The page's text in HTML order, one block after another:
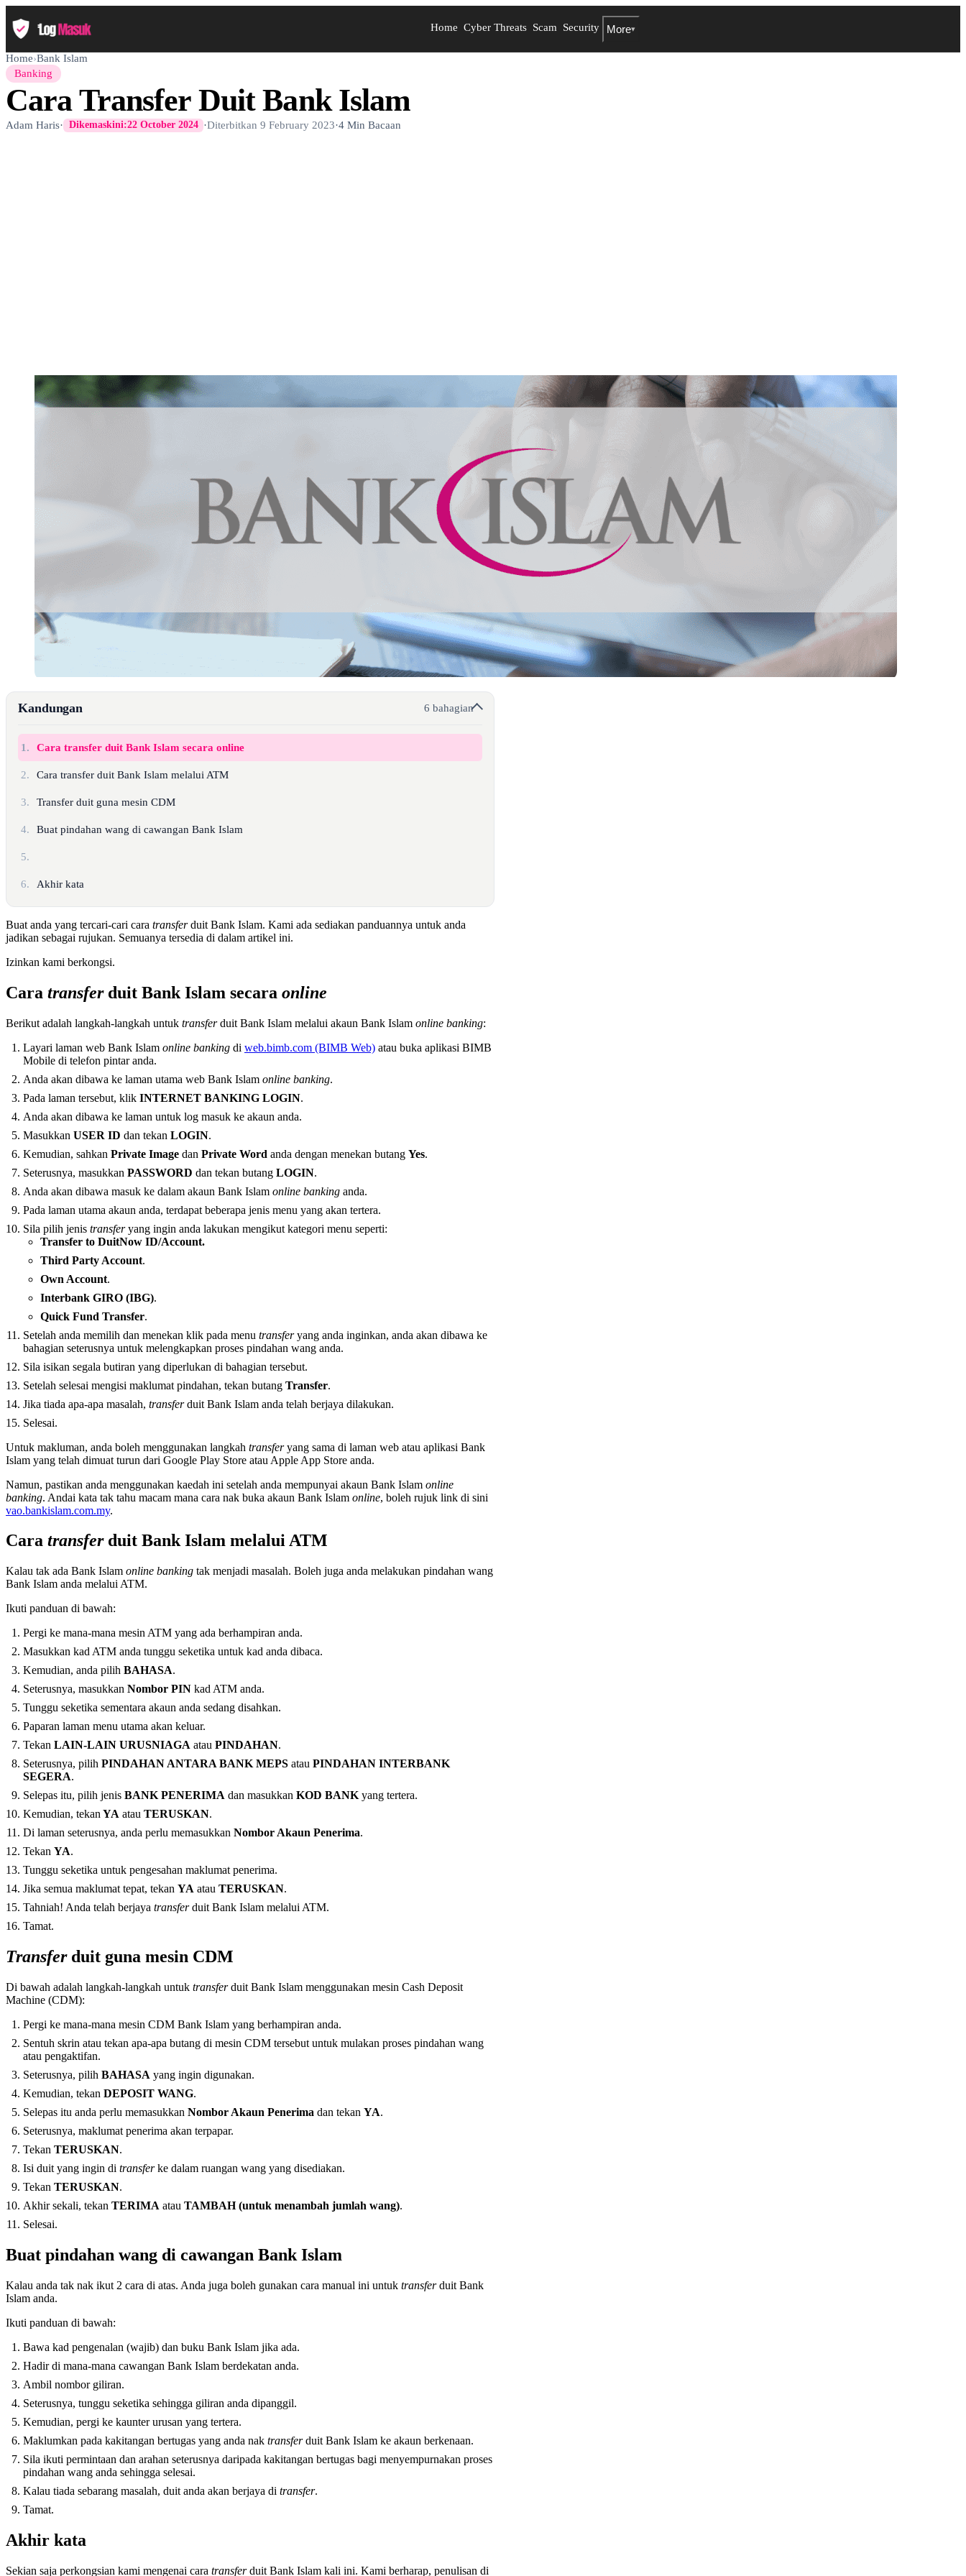
Home Cyber Threats Scam Security More▾
Home›Bank Islam
Banking
Cara Transfer Duit Bank Islam
Adam Haris· Dikemaskini:22 October 2024 ·Diterbitkan9 February 2023·4 Min Bacaan
Kandungan 6 bahagian
1. Cara transfer duit Bank Islam secara online
2. Cara transfer duit Bank Islam melalui ATM
3. Transfer duit guna mesin CDM
4. Buat pindahan wang di cawangan Bank Islam
5.
6. Akhir kata
Buat anda yang tercari-cari cara transferduit Bank Islam. Kami ada sediakan panduannya untuk anda
jadikan sebagai rujukan. Semuanya tersedia di dalam artikel ini.
Izinkan kami berkongsi.
Cara transferduit Bank Islam secara online
Berikut adalah langkah-langkah untuk transferduit Bank Islam melalui akaun Bank Islam online banking:
Layari laman web Bank Islam online banking di web.bimb.com (BIMB Web) atau buka aplikasi BIMB
Mobile di telefon pintar anda.
Anda akan dibawa ke laman utama web Bank Islam online banking.
Pada laman tersebut, klik INTERNET BANKING LOGIN.
Anda akan dibawa ke laman untuk log masuk ke akaun anda.
Masukkan USER ID dan tekan LOGIN.
Kemudian, sahkan Private Image dan Private Word anda dengan menekan butang Yes.
Seterusnya, masukkan PASSWORD dan tekan butang LOGIN.
Anda akan dibawa masuk ke dalam akaun Bank Islam online banking anda.
Pada laman utama akaun anda, terdapat beberapa jenis menu yang akan tertera.
Sila pilih jenis transferyang ingin anda lakukan mengikut kategori menu seperti:
Transfer to DuitNow ID/Account.
Third Party Account.
Own Account.
Interbank GIRO (IBG).
Quick Fund Transfer.
Setelah anda memilih dan menekan klik pada menu transferyang anda inginkan, anda akan dibawa ke
bahagian seterusnya untuk melengkapkan proses pindahan wang anda.
Sila isikan segala butiran yang diperlukan di bahagian tersebut.
Setelah selesai mengisi maklumat pindahan, tekan butang Transfer.
Jika tiada apa-apa masalah, transferduit Bank Islam anda telah berjaya dilakukan.
Selesai.
Untuk makluman, anda boleh menggunakan langkah transferyang sama di laman web atau aplikasi Bank
Islam yang telah dimuat turun dari Google Play Store atau Apple App Store anda.
Namun, pastikan anda menggunakan kaedah ini setelah anda mempunyai akaun Bank Islam online
banking. Andai kata tak tahu macam mana cara nak buka akaun Bank Islam online, boleh rujuk link di sini
vao.bankislam.com.my.
Cara transferduit Bank Islam melalui ATM
Kalau tak ada Bank Islam online banking tak menjadi masalah. Boleh juga anda melakukan pindahan wang
Bank Islam anda melalui ATM.
Ikuti panduan di bawah:
Pergi ke mana-mana mesin ATM yang ada berhampiran anda.
Masukkan kad ATM anda tunggu seketika untuk kad anda dibaca.
Kemudian, anda pilih BAHASA.
Seterusnya, masukkan Nombor PIN kad ATM anda.
Tunggu seketika sementara akaun anda sedang disahkan.
Paparan laman menu utama akan keluar.
Tekan LAIN-LAIN URUSNIAGA atau PINDAHAN.
Seterusnya, pilih PINDAHAN ANTARA BANK MEPS atau PINDAHAN INTERBANK
SEGERA.
Selepas itu, pilih jenis BANK PENERIMA dan masukkan KOD BANK yang tertera.
Kemudian, tekan YA atau TERUSKAN.
Di laman seterusnya, anda perlu memasukkan Nombor Akaun Penerima.
Tekan YA.
Tunggu seketika untuk pengesahan maklumat penerima.
Jika semua maklumat tepat, tekan YA atau TERUSKAN.
Tahniah! Anda telah berjaya transferduit Bank Islam melalui ATM.
Tamat.
Transferduit guna mesin CDM
Di bawah adalah langkah-langkah untuk transferduit Bank Islam menggunakan mesin Cash Deposit
Machine (CDM):
Pergi ke mana-mana mesin CDM Bank Islam yang berhampiran anda.
Sentuh skrin atau tekan apa-apa butang di mesin CDM tersebut untuk mulakan proses pindahan wang
atau pengaktifan.
Seterusnya, pilih BAHASA yang ingin digunakan.
Kemudian, tekan DEPOSIT WANG.
Selepas itu anda perlu memasukkan Nombor Akaun Penerima dan tekan YA.
Seterusnya, maklumat penerima akan terpapar.
Tekan TERUSKAN.
Isi duit yang ingin di transferke dalam ruangan wang yang disediakan.
Tekan TERUSKAN.
Akhir sekali, tekan TERIMA atau TAMBAH (untuk menambah jumlah wang).
Selesai.
Buat pindahan wang di cawangan Bank Islam
Kalau anda tak nak ikut 2 cara di atas. Anda juga boleh gunakan cara manual ini untuk transferduit Bank
Islam anda.
Ikuti panduan di bawah:
Bawa kad pengenalan (wajib) dan buku Bank Islam jika ada.
Hadir di mana-mana cawangan Bank Islam berdekatan anda.
Ambil nombor giliran.
Seterusnya, tunggu seketika sehingga giliran anda dipanggil.
Kemudian, pergi ke kaunter urusan yang tertera.
Maklumkan pada kakitangan bertugas yang anda nak transferduit Bank Islam ke akaun berkenaan.
Sila ikuti permintaan dan arahan seterusnya daripada kakitangan bertugas bagi menyempurnakan proses
pindahan wang anda sehingga selesai.
Kalau tiada sebarang masalah, duit anda akan berjaya di transfer.
Tamat.
Akhir kata
Sekian saja perkongsian kami mengenai cara transferduit Bank Islam kali ini. Kami berharap, penulisan di